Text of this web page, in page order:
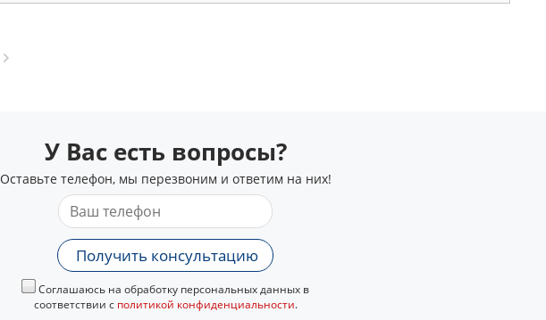
У Вас есть вопросы?
Оставьте телефон, мы перезвоним и ответим на них!
Получить консультацию
Соглашаюсь на обработку персональных данных в
соответствии с политикой конфиденциальности.